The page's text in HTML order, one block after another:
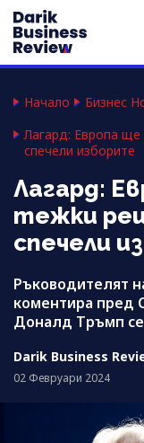
Начало Бизнес
Лагард: Европа
спечели изборите
Лагард:
тежки
спечели
Ръководителят
коментира пред
Доналд Тръмп
Darik Business
02 Февруари 2024